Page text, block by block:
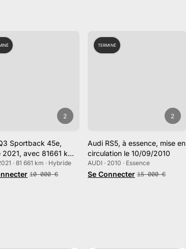
2
Sportback 45e,
2021, avec 81661 km
· 81 661 km · Hybride
10 000 €
2
TERMINÉ
Audi RS5, à essence, mise en
circulation le 10/09/2010
AUDI · 2010 · Essence
Se Connecter 15 000 €